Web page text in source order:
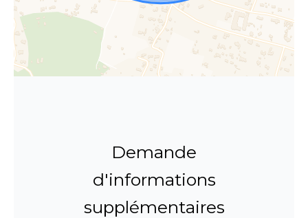
Demande
d'informations
supplémentaires